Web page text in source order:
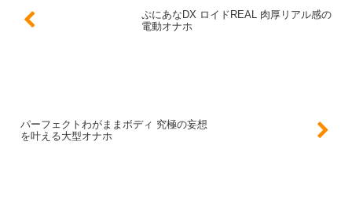
ぷにあなDX ロイドREAL 肉厚リアル感の
電動オナホ
パーフェクトわがままボディ 究極の妄想
を叶える大型オナホ